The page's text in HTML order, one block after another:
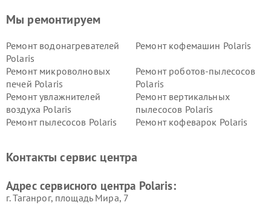
Мы ремонтируем
Ремонт водонагревателей
Polaris
Ремонт кофемашин Polaris
Ремонт микроволновых
печей Polaris
Ремонт роботов-пылесосов
Polaris
Ремонт увлажнителей
воздуха Polaris
Ремонт вертикальных
пылесосов Polaris
Ремонт пылесосов Polaris
Ремонт кофеварок Polaris
Контакты сервис центра
Адрес сервисного центра Polaris:
г. Таганрог, площадь Мира, 7